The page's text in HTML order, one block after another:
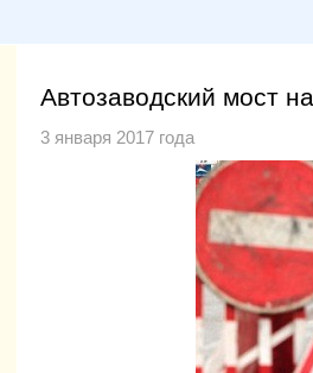
Автозаводский мост
3 января 2017 года